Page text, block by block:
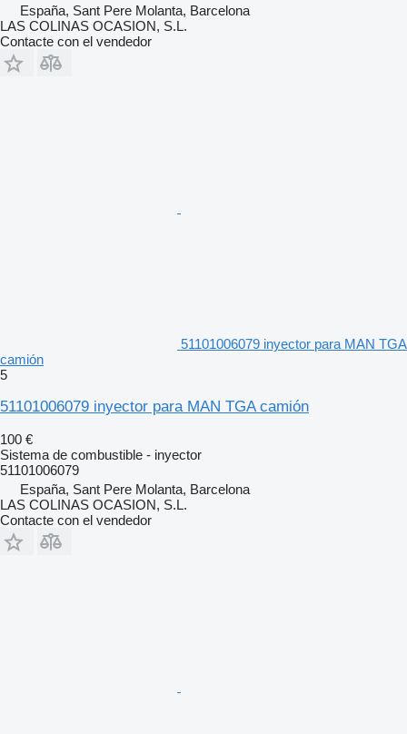
España, Sant Pere Molanta, Barcelona
LAS COLINAS OCASION, S.L.
Contacte con el vendedor
51101006079 inyector para MAN TGA
camión
5
51101006079 inyector para MAN TGA camión
100 €
Sistema de combustible - inyector
51101006079
España, Sant Pere Molanta, Barcelona
LAS COLINAS OCASION, S.L.
Contacte con el vendedor